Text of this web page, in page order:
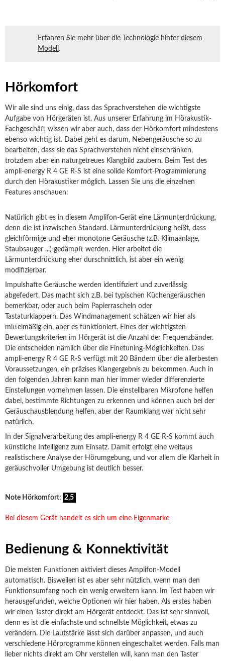
Erfahren Sie mehr über die Technologie hinter diesem
Modell .
Hörkomfort
Wir alle sind uns einig, dass das Sprachverstehen die wichtigste
Aufgabe von Hörgeräten ist. Aus unserer Erfahrung im Hörakustik-
Fachgeschäft wissen wir aber auch, dass der Hörkomfort mindestens
ebenso wichtig ist. Dabei geht es darum, Nebengeräusche so zu
bearbeiten, dass sie das Sprachverstehen nicht einschränken,
trotzdem aber ein naturgetreues Klangbild zaubern. Beim Test des
ampli-energy R 4 GE R-S ist eine solide Komfort-Programmierung
durch den Hörakustiker möglich. Lassen Sie uns die einzelnen
Features anschauen:
Natürlich gibt es in diesem Amplifon-Gerät eine Lärmunterdrückung,
denn die ist inzwischen Standard. Lärmunterdrückung heißt, dass
gleichförmige und eher monotone Geräusche (z.B. Klimaanlage,
Staubsauger ...) gedämpft werden. Hier arbeitet die
Lärmunterdrückung eher durschnittlich, ist aber ein wenig
modifizierbar.
Impulshafte Geräusche werden identifiziert und zuverlässig
abgefedert. Das macht sich z.B. bei typischen Küchengeräuschen
bemerkbar, oder auch beim Papierrascheln oder
Tastaturklappern. Das Windmanagement schätzen wir hier als
mittelmäßig ein, aber es funktioniert. Eines der wichtigsten
Bewertungskriterien im Hörgerät ist die Anzahl der Frequenzbänder.
Die entscheiden nämlich über die Finetuning-Möglichkeiten. Das
ampli-energy R 4 GE R-S verfügt mit 20 Bändern über die allerbesten
Voraussetzungen, ein präzises Klangergebnis zu bekommen. Auch in
den folgenden Jahren kann man hier immer wieder differenzierte
Einstellungen vornehmen lassen. Die einstellbaren Mikrofone helfen
dabei, bestimmte Richtungen zu erkennen und können auch bei der
Geräuschausblendung helfen, aber der Raumklang war nicht sehr
natürlich.
In der Signalverarbeitung des ampli-energy R 4 GE R-S kommt auch
künstliche Intelligenz zum Einsatz. Damit erfolgt eine weitaus
realistischere Analyse der Hörumgebung, und vor allem die Klarheit in
geräuschvoller Umgebung ist deutlich besser.
Note Hörkomfort: 2,5
Bei diesem Gerät handelt es sich um eine Eigenmarke
Bedienung & Konnektivität
Die meisten Funktionen aktiviert dieses Amplifon-Modell
automatisch. Bisweilen ist es aber sehr nützlich, wenn man den
Funktionsumfang noch ein wenig erweitern kann. Im Test haben wir
herausgefunden, welche Optionen wir hier haben. Als erstes haben
wir einen Taster direkt am Hörgerät entdeckt. Das ist sehr sinnvoll,
denn es ist die einfachste und schnellste Möglichkeit, etwas zu
verändern. Die Lautstärke lässt sich darüber anpassen, und auch
verschiedene Hörprogramme können eingeschaltet werden. Falls man
lieber nichts direkt am Ohr verstellen will, kann man den Taster